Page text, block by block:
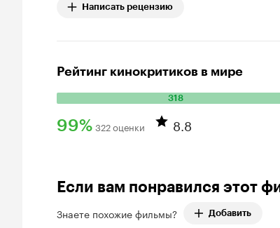
Написать рецензию
Рейтинг кинокритиков в мире
318
Количество
положительных
оценок:
оценок:
99%
99%
322 оценки 8.8
Если вам понравился этот
Знаете похожие фильмы? Добавить